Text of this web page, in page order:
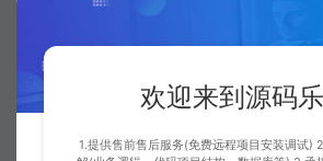
欢迎来到源码
1.提供售前售后服务(免费远程项目安装调试)